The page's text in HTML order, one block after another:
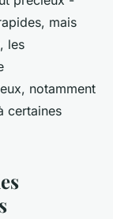
mais
les
notamment
certaines